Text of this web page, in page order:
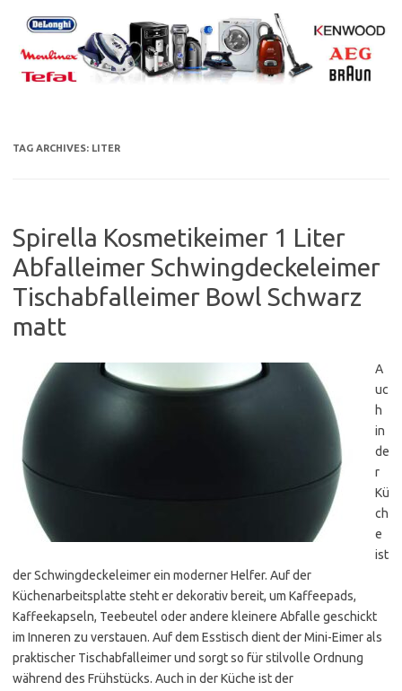
content
TAG ARCHIVES: LITER
Spirella Kosmetikeimer 1 Liter
Abfalleimer Schwingdeckeleimer
Tischabfalleimer Bowl Schwarz
matt
A
uc
h
in
de
r
Kü
ch
e
ist
der Schwingdeckeleimer ein moderner Helfer. Auf der
Küchenarbeitsplatte steht er dekorativ bereit, um Kaffeepads,
Kaffeekapseln, Teebeutel oder andere kleinere Abfalle geschickt
im Inneren zu verstauen. Auf dem Esstisch dient der Mini-Eimer als
praktischer Tischabfalleimer und sorgt so für stilvolle Ordnung
während des Frühstücks. Auch in der Küche ist der